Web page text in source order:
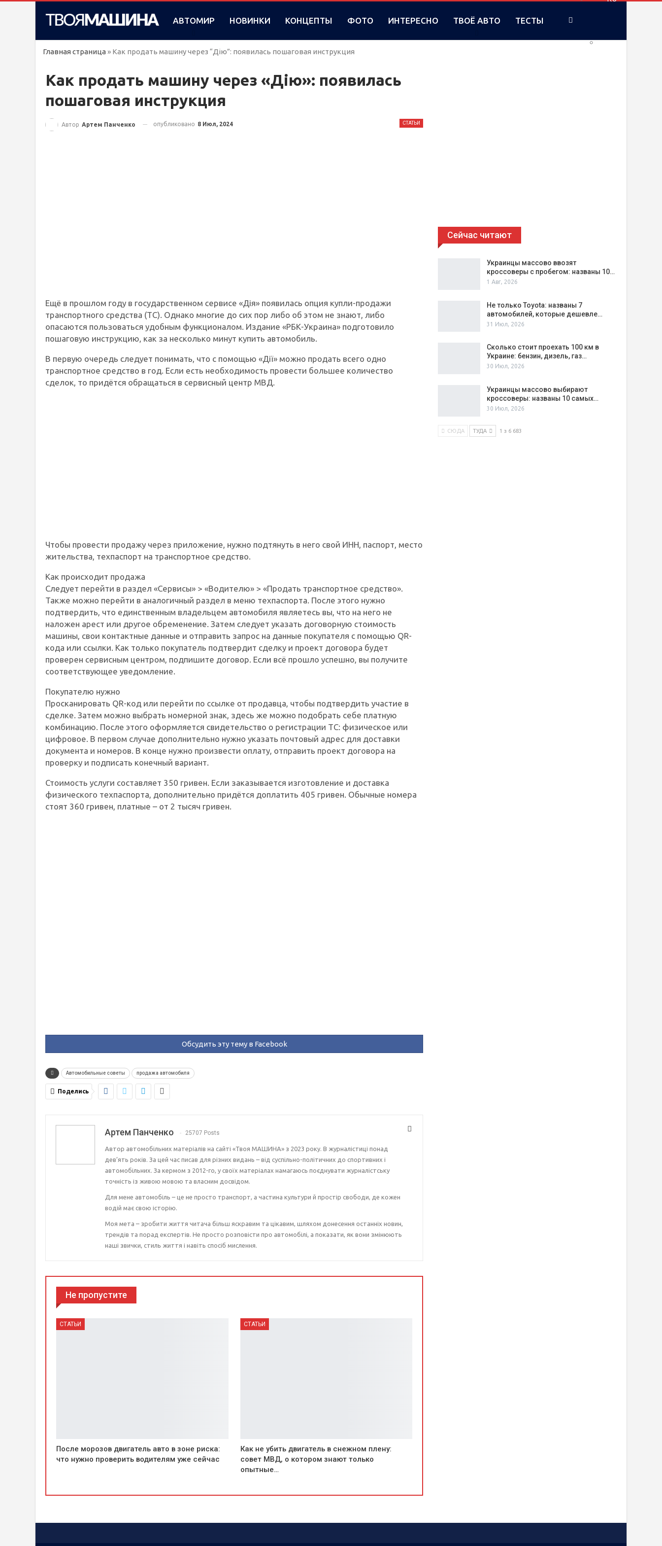
UA
АВТОМИР НОВИНКИ КОНЦЕПТЫ ФОТО ИНТЕРЕСНО ТВОЁ АВТО ТЕСТЫ
Главная страница » Как продать машину через “Дію”: появилась пошаговая инструкция
Как продать машину через «Дію»: появилась
пошаговая инструкция
СТАТЬИ
Автор Артем Панченко опубликовано 8 Июл, 2024
Ещё в прошлом году в государственном сервисе «Дія» появилась опция купли-продажи
транспортного средства (ТС). Однако многие до сих пор либо об этом не знают, либо
опасаются пользоваться удобным функционалом. Издание «РБК-Украина» подготовило
пошаговую инструкцию, как за несколько минут купить автомобиль.
В первую очередь следует понимать, что с помощью «Дії» можно продать всего одно
транспортное средство в год. Если есть необходимость провести большее количество
сделок, то придётся обращаться в сервисный центр МВД.
Чтобы провести продажу через приложение, нужно подтянуть в него свой ИНН, паспорт, место
жительства, техпаспорт на транспортное средство.
Как происходит продажа
Следует перейти в раздел «Сервисы» > «Водителю» > «Продать транспортное средство».
Также можно перейти в аналогичный раздел в меню техпаспорта. После этого нужно
подтвердить, что единственным владельцем автомобиля являетесь вы, что на него не
наложен арест или другое обременение. Затем следует указать договорную стоимость
машины, свои контактные данные и отправить запрос на данные покупателя с помощью QR-
кода или ссылки. Как только покупатель подтвердит сделку и проект договора будет
проверен сервисным центром, подпишите договор. Если всё прошло успешно, вы получите
соответствующее уведомление.
Покупателю нужно
Просканировать QR-код или перейти по ссылке от продавца, чтобы подтвердить участие в
сделке. Затем можно выбрать номерной знак, здесь же можно подобрать себе платную
комбинацию. После этого оформляется свидетельство о регистрации ТС: физическое или
цифровое. В первом случае дополнительно нужно указать почтовый адрес для доставки
документа и номеров. В конце нужно произвести оплату, отправить проект договора на
проверку и подписать конечный вариант.
Стоимость услуги составляет 350 гривен. Если заказывается изготовление и доставка
физического техпаспорта, дополнительно придётся доплатить 405 гривен. Обычные номера
стоят 360 гривен, платные – от 2 тысяч гривен.
Обсудить эту тему в Facebook
Автомобильные советы продажа автомобиля
Поделись
Артем Панченко 25707 Posts
Автор автомобільних матеріалів на сайті «Твоя МАШИНА» з 2023 року. В журналістиці понад
дев’ять років. За цей час писав для різних видань – від суспільно-політичних до спортивних і
автомобільних. За кермом з 2012-го, у своїх матеріалах намагаюсь поєднувати журналістську
точність із живою мовою та власним досвідом.
Для мене автомобіль – це не просто транспорт, а частина культури й простір свободи, де кожен
водій має свою історію.
Моя мета – зробити життя читача більш яскравим та цікавим, шляхом донесення останніх новин,
трендів та порад експертів. Не просто розповісти про автомобілі, а показати, як вони змінюють
наші звички, стиль життя і навіть спосіб мислення.
Не пропустите
СТАТЬИ
После морозов двигатель авто в зоне риска:
что нужно проверить водителям уже сейчас
СТАТЬИ
Как не убить двигатель в снежном плену:
совет МВД, о котором знают только
опытные…
Сейчас читают
Украинцы массово ввозят
кроссоверы с пробегом: названы 10…
1 Авг, 2026
Не только Toyota: названы 7
автомобилей, которые дешевле…
31 Июл, 2026
Сколько стоит проехать 100 км в
Украине: бензин, дизель, газ…
30 Июл, 2026
Украинцы массово выбирают
кроссоверы: названы 10 самых…
30 Июл, 2026
СЮДА ТУДА 1 з 6 683